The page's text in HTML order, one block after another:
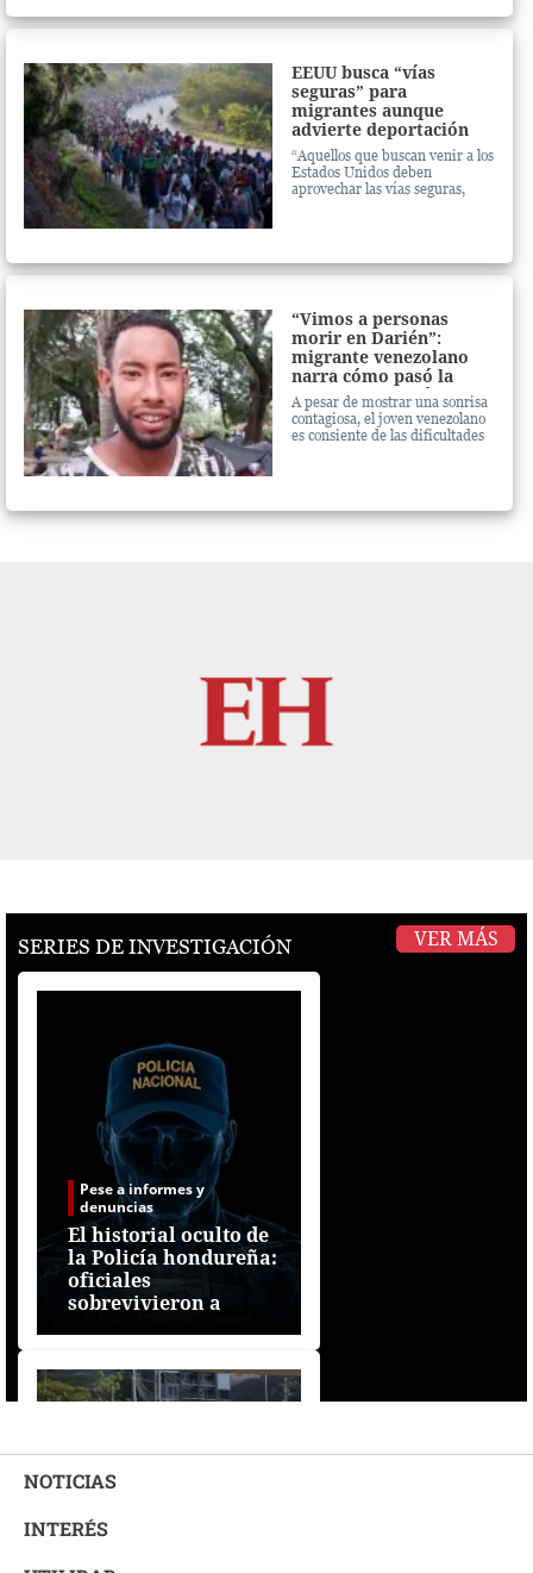
EEUU busca “vías
seguras” para
migrantes aunque
advierte deportación
para ilegales
“Aquellos que buscan venir a los
Estados Unidos deben
aprovechar las vías seguras,
Alejandro Mayorkas
“Vimos a personas
morir en Darién”:
migrante venezolano
narra cómo pasó la
selva en Panamá hasta
llegar a Danlí, El
Paraíso
A pesar de mostrar una sonrisa
contagiosa, el joven venezolano
es consiente de las dificultades
para cumplir el “sueño
SERIES DE INVESTIGACIÓN VER MÁS
Pese a informes y
denuncias
El historial oculto de
la Policía hondureña:
oficiales
sobrevivieron a
NOTICIAS
INTERÉS